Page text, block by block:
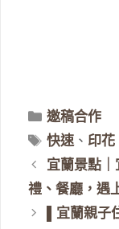
分
類
邀稿合作
標
籤
快速、 印花
宜蘭景點
禮、餐廳，遇
▌宜蘭親